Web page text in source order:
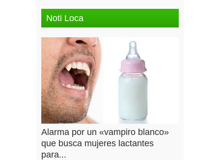
Noti Loca
Alarma por un «vampiro blanco»
que busca mujeres lactantes
para...